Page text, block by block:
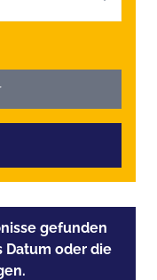
gefunden
Datum oder die